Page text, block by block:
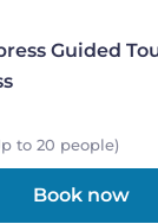
Guided
to 20 people)
Book now